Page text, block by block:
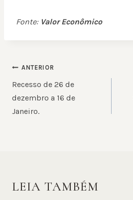
Fonte: Valor Econômico
NAVEGAÇÃO
DE
POST
ANTERIOR
Recesso de 26 de
dezembro a 16 de
Janeiro.
LEIA TAMBÉM